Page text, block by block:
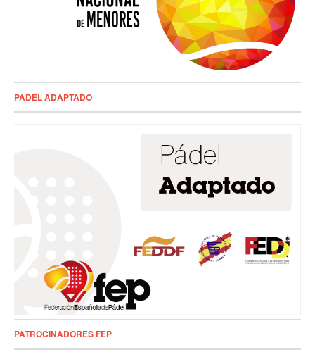
PADEL ADAPTADO
PATROCINADORES FEP